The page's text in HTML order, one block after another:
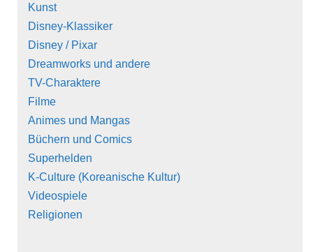
Kunst
Disney-Klassiker
Disney / Pixar
Dreamworks und andere
TV-Charaktere
Filme
Animes und Mangas
Büchern und Comics
Superhelden
K-Culture (Koreanische Kultur)
Videospiele
Religionen